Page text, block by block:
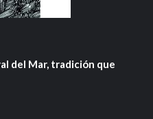
del Mar, tradición que